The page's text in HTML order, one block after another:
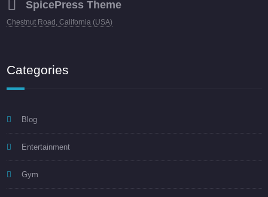
SpicePress Theme
Chestnut Road, California (USA)
Categories
Blog
Entertainment
Gym